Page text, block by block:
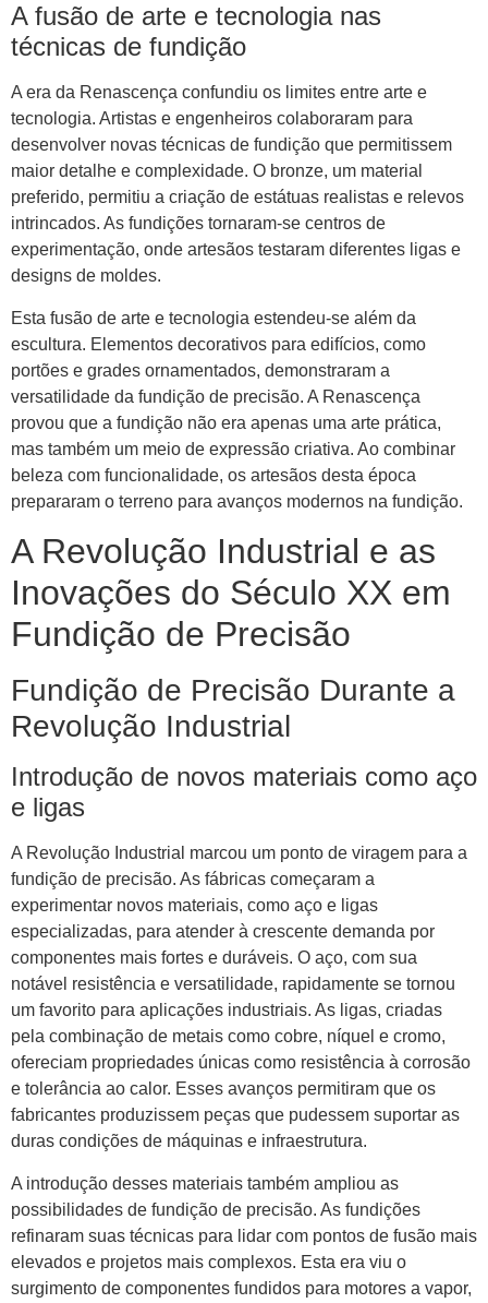
A fusão de arte e tecnologia nas
técnicas de fundição
A era da Renascença confundiu os limites entre arte e
tecnologia. Artistas e engenheiros colaboraram para
desenvolver novas técnicas de fundição que permitissem
maior detalhe e complexidade. O bronze, um material
preferido, permitiu a criação de estátuas realistas e relevos
intrincados. As fundições tornaram-se centros de
experimentação, onde artesãos testaram diferentes ligas e
designs de moldes.
Esta fusão de arte e tecnologia estendeu-se além da
escultura. Elementos decorativos para edifícios, como
portões e grades ornamentados, demonstraram a
versatilidade da fundição de precisão. A Renascença
provou que a fundição não era apenas uma arte prática,
mas também um meio de expressão criativa. Ao combinar
beleza com funcionalidade, os artesãos desta época
prepararam o terreno para avanços modernos na fundição.
A Revolução Industrial e as
Inovações do Século XX em
Fundição de Precisão
Fundição de Precisão Durante a
Revolução Industrial
Introdução de novos materiais como aço
e ligas
A Revolução Industrial marcou um ponto de viragem para a
fundição de precisão. As fábricas começaram a
experimentar novos materiais, como aço e ligas
especializadas, para atender à crescente demanda por
componentes mais fortes e duráveis. O aço, com sua
notável resistência e versatilidade, rapidamente se tornou
um favorito para aplicações industriais. As ligas, criadas
pela combinação de metais como cobre, níquel e cromo,
ofereciam propriedades únicas como resistência à corrosão
e tolerância ao calor. Esses avanços permitiram que os
fabricantes produzissem peças que pudessem suportar as
duras condições de máquinas e infraestrutura.
A introdução desses materiais também ampliou as
possibilidades de fundição de precisão. As fundições
refinaram suas técnicas para lidar com pontos de fusão mais
elevados e projetos mais complexos. Esta era viu o
surgimento de componentes fundidos para motores a vapor,